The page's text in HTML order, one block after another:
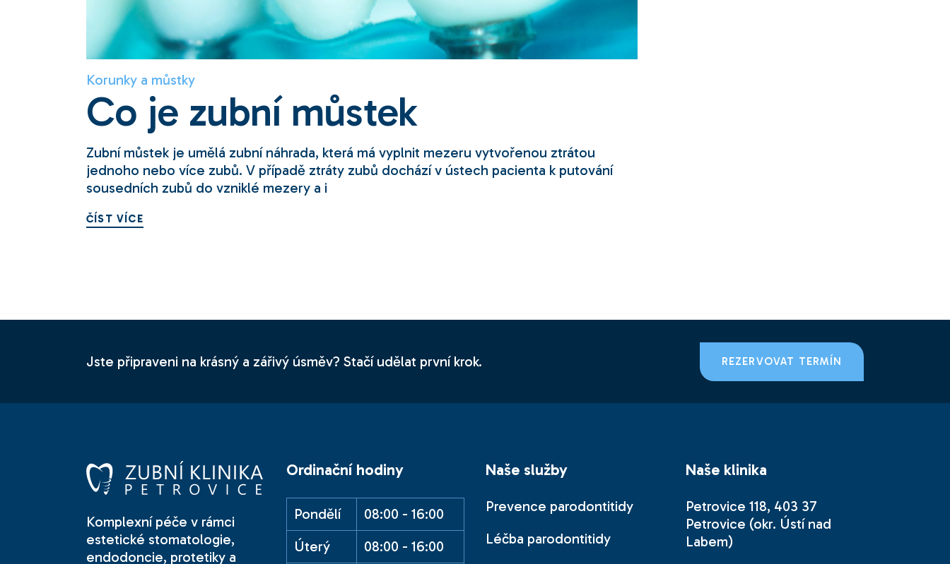
Korunky a můstky
Co je zubní můstek
Zubní můstek je umělá zubní náhrada, která má vyplnit mezeru vytvořenou ztrátou
jednoho nebo více zubů. V případě ztráty zubů dochází v ústech pacienta k putování
sousedních zubů do vzniklé mezery a i
ČÍST VÍCE
Jste připraveni na krásný a zářivý úsměv? Stačí udělat první krok. REZERVOVAT TERMÍN
Komplexní péče v rámci
estetické stomatologie,
endodoncie, protetiky a
Ordinační hodiny
Pondělí
08:00 - 16:00
Úterý
08:00 - 16:00
Naše služby
Prevence parodontitidy
Léčba parodontitidy
Naše klinika
Petrovice 118, 403 37
Petrovice (okr. Ústí nad
Labem)